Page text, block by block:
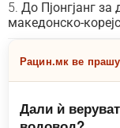
До Пјонгјанг за
македонско-
Рацин.мк ве
Дали ѝ